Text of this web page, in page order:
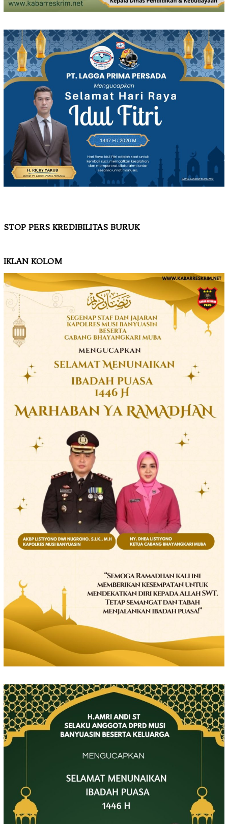
STOP PERS KREDIBILITAS BURUK
IKLAN KOLOM